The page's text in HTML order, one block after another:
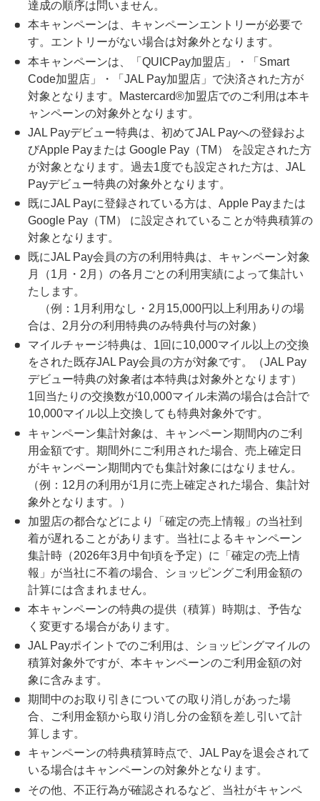
達成の順序は問いません。
本キャンペーンは、キャンペーンエントリーが必要で
す。エントリーがない場合は対象外となります。
本キャンペーンは、「QUICPay加盟店」・「Smart
Code加盟店」・「JAL Pay加盟店」で決済された方が
対象となります。Mastercard®加盟店でのご利用は本キ
ャンペーンの対象外となります。
JAL Payデビュー特典は、初めてJAL Payへの登録およ
びApple Payまたは Google Pay（TM） を設定された方
が対象となります。過去1度でも設定された方は、JAL
Payデビュー特典の対象外となります。
既にJAL Payに登録されている方は、Apple Payまたは
Google Pay（TM） に設定されていることが特典積算の
対象となります。
既にJAL Pay会員の方の利用特典は、キャンペーン対象
月（1月・2月）の各月ごとの利用実績によって集計い
たします。
（例：1月利用なし・2月15,000円以上利用ありの場
合は、2月分の利用特典のみ特典付与の対象）
マイルチャージ特典は、1回に10,000マイル以上の交換
をされた既存JAL Pay会員の方が対象です。（JAL Pay
デビュー特典の対象者は本特典は対象外となります）
1回当たりの交換数が10,000マイル未満の場合は合計で
10,000マイル以上交換しても特典対象外です。
キャンペーン集計対象は、キャンペーン期間内のご利
用金額です。期間外にご利用された場合、売上確定日
がキャンペーン期間内でも集計対象にはなりません。
（例：12月の利用が1月に売上確定された場合、集計対
象外となります。）
加盟店の都合などにより「確定の売上情報」の当社到
着が遅れることがあります。当社によるキャンペーン
集計時（2026年3月中旬頃を予定）に「確定の売上情
報」が当社に不着の場合、ショッピングご利用金額の
計算には含まれません。
本キャンペーンの特典の提供（積算）時期は、予告な
く変更する場合があります。
JAL Payポイントでのご利用は、ショッピングマイルの
積算対象外ですが、本キャンペーンのご利用金額の対
象に含みます。
期間中のお取り引きについての取り消しがあった場
合、ご利用金額から取り消し分の金額を差し引いて計
算します。
キャンペーンの特典積算時点で、JAL Payを退会されて
いる場合はキャンペーンの対象外となります。
その他、不正行為が確認されるなど、当社がキャンペ